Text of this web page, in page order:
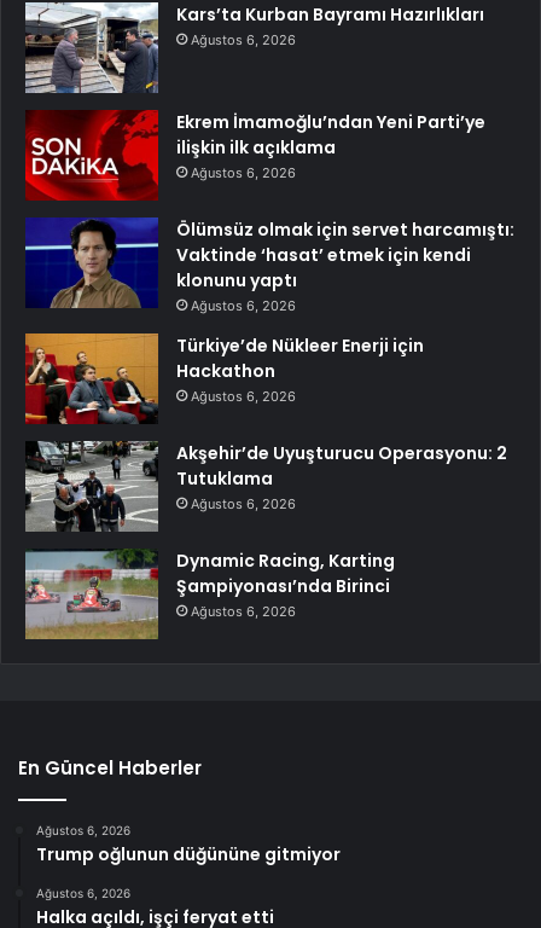
Kars’ta Kurban Bayramı Hazırlıkları
Ağustos 6, 2026
Ekrem İmamoğlu’ndan Yeni Parti’ye
ilişkin ilk açıklama
Ağustos 6, 2026
Ölümsüz olmak için servet harcamıştı:
Vaktinde ‘hasat’ etmek için kendi
klonunu yaptı
Ağustos 6, 2026
Türkiye’de Nükleer Enerji için
Hackathon
Ağustos 6, 2026
Akşehir’de Uyuşturucu Operasyonu: 2
Tutuklama
Ağustos 6, 2026
Dynamic Racing, Karting
Şampiyonası’nda Birinci
Ağustos 6, 2026
En Güncel Haberler
Ağustos 6, 2026
Trump oğlunun düğününe gitmiyor
Ağustos 6, 2026
Halka açıldı, işçi feryat etti